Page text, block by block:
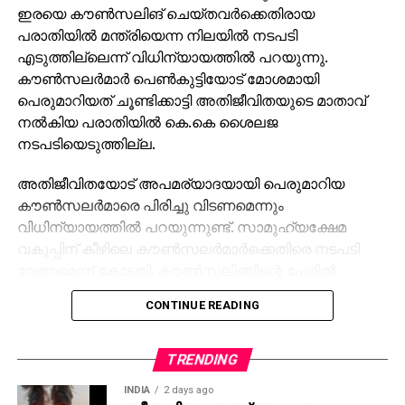
ഇരയെ കൗണ്‍സലിങ് ചെയ്തവര്‍ക്കെതിരായ
പരാതിയില്‍ മന്ത്രിയെന്ന നിലയില്‍ നടപടി
എടുത്തില്ലെന്ന് വിധിന്യായത്തില്‍ പറയുന്നു.
കൗണ്‍സലര്‍മാര്‍ പെണ്‍കുട്ടിയോട് മോശമായി
പെരുമാറിയത് ചൂണ്ടിക്കാട്ടി അതിജീവിതയുടെ മാതാവ്
നല്‍കിയ പരാതിയില്‍ കെ.കെ ശൈലജ
നടപടിയെടുത്തില്ല.
അതിജീവിതയോട് അപമര്യാദയായി പെരുമാറിയ
കൗണ്‍സലര്‍മാരെ പിരിച്ചു വിടണമെന്നും
വിധിന്യായത്തില്‍ പറയുന്നുണ്ട്. സാമൂഹ്യക്ഷേമ
വകുപ്പിന് കീഴിലെ കൗണ്‍സലര്‍മാര്‍ക്കെതിരെ നടപടി
കൗണ്‍സലര്‍മാര്‍ കുട്ടിയെ മാനസികമായി
പീഡിപ്പിച്ചുവെന്നും അവര്‍ ജോലിയില്‍ തുടരാന്‍
പാലത്തായി പോക്സോ കേസില്‍ കഴിഞ്ഞ
ശനിയാഴ്ചയാണ് തലശ്ശേരി ജില്ലാ പോക്സോ കോടതി
CONTINUE READING
TRENDING
INDIA 2 days ago